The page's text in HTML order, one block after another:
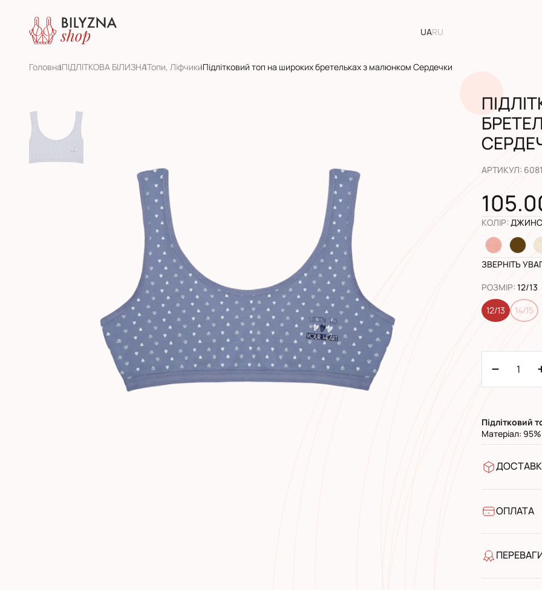
UARU
ГоловнаПІДЛІТКОВА БІЛИЗНАТопи, ЛіфчикиПідлітковий топ на широких бретельках з малюнком Сердечки
АРТИКУЛ:
КОЛІР:
ЗВЕРНІТЬ
РОЗМІР: 12/13
12/13 14/15
Підлітковий
Матеріал:
УкрПошта
ОПЛАТА
широкий